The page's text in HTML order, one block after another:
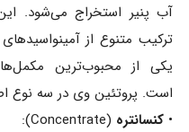
آب پنیر استخراج می‌شود.
ترکیب متنوع از
یکی از محبوب‌ترین
است. پروتئین وی در سه نوع
• کنسانتره (Concentrate):